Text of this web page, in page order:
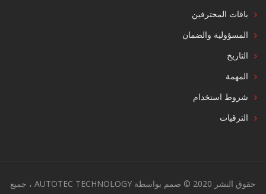
باقات المحترفين
المسؤولية والضمان
التاريخ
المهمة
شروط استخدام
الترقيات
حقوق النشر 2020 © صمم بواسطة AUTOTEC TECHNOLOGY ، جميع